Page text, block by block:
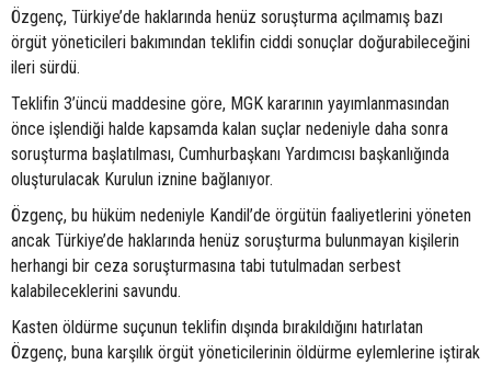
Özgenç, Türkiye’de haklarında henüz soruşturma açılmamış bazı
örgüt yöneticileri bakımından teklifin ciddi sonuçlar doğurabileceğini
ileri sürdü.
Teklifin 3’üncü maddesine göre, MGK kararının yayımlanmasından
önce işlendiği halde kapsamda kalan suçlar nedeniyle daha sonra
soruşturma başlatılması, Cumhurbaşkanı Yardımcısı başkanlığında
oluşturulacak Kurulun iznine bağlanıyor.
Özgenç, bu hüküm nedeniyle Kandil’de örgütün faaliyetlerini yöneten
ancak Türkiye’de haklarında henüz soruşturma bulunmayan kişilerin
herhangi bir ceza soruşturmasına tabi tutulmadan serbest
kalabileceklerini savundu.
Kasten öldürme suçunun teklifin dışında bırakıldığını hatırlatan
Özgenç, buna karşılık örgüt yöneticilerinin öldürme eylemlerine iştirak